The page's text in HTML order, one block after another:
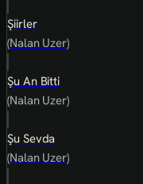
Şiirler
(Nalan Uzer)
Şu An Bitti
(Nalan Uzer)
Şu Sevda
(Nalan Uzer)